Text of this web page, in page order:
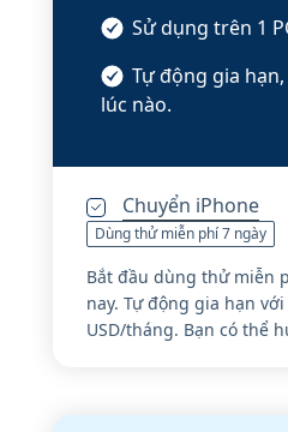
Sử dụng trên 1
Tự động gia
lúc nào.
Chuyển iPhone
Dùng thử miễn phí 7 ngày
Bắt đầu dùng thử miễn
nay. Tự động gia hạn
USD/tháng. Bạn có thể